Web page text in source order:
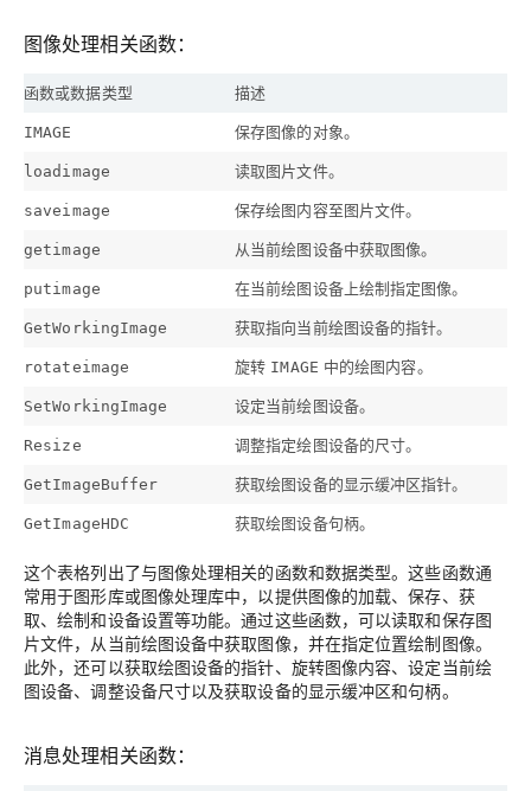
图像处理相关函数：
函数或数据类型 描述
IMAGE 保存图像的对象。
loadimage 读取图片文件。
saveimage 保存绘图内容至图片文件。
getimage 从当前绘图设备中获取图像。
putimage 在当前绘图设备上绘制指定图像。
GetWorkingImage 获取指向当前绘图设备的指针。
rotateimage 旋转 IMAGE 中的绘图内容。
SetWorkingImage 设定当前绘图设备。
Resize 调整指定绘图设备的尺寸。
GetImageBuffer 获取绘图设备的显示缓冲区指针。
GetImageHDC 获取绘图设备句柄。
这个表格列出了与图像处理相关的函数和数据类型。这些函数通
常用于图形库或图像处理库中，以提供图像的加载、保存、获
取、绘制和设备设置等功能。通过这些函数，可以读取和保存图
片文件，从当前绘图设备中获取图像，并在指定位置绘制图像。
此外，还可以获取绘图设备的指针、旋转图像内容、设定当前绘
图设备、调整设备尺寸以及获取设备的显示缓冲区和句柄。
消息处理相关函数：